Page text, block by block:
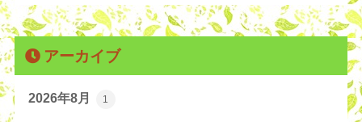
アーカイブ
2026年8月 1